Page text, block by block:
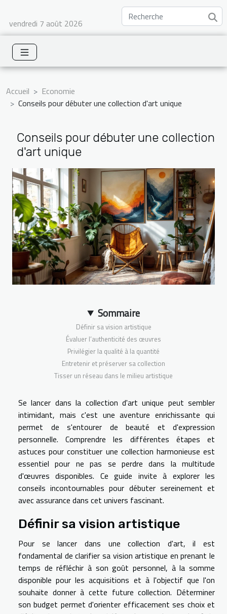
vendredi 7 août 2026
Accueil
Economie
Conseils pour débuter une collection d'art unique
Conseils pour débuter une collection
d'art unique
Sommaire
Définir sa vision artistique
Évaluer l’authenticité des œuvres
Privilégier la qualité à la quantité
Entretenir et préserver sa collection
Tisser un réseau dans le milieu artistique
Se lancer dans la collection d'art unique peut sembler
intimidant, mais c'est une aventure enrichissante qui
permet de s'entourer de beauté et d'expression
personnelle. Comprendre les différentes étapes et
astuces pour constituer une collection harmonieuse est
essentiel pour ne pas se perdre dans la multitude
d'œuvres disponibles. Ce guide invite à explorer les
conseils incontournables pour débuter sereinement et
avec assurance dans cet univers fascinant.
Définir sa vision artistique
Pour se lancer dans une collection d'art, il est
fondamental de clarifier sa vision artistique en prenant le
temps de réfléchir à son goût personnel, à la somme
disponible pour les acquisitions et à l'objectif que l'on
souhaite donner à cette future collection. Déterminer
son budget permet d'orienter efficacement ses choix et